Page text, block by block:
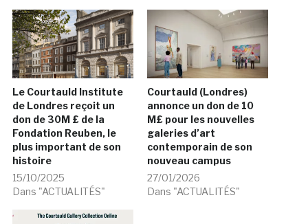
Le Courtauld Institute
de Londres reçoit un
don de 30M £ de la
Fondation Reuben, le
plus important de son
histoire
15/10/2025
Dans "ACTUALITÉS"
Courtauld (Londres)
annonce un don de 10
M£ pour les nouvelles
galeries d’art
contemporain de son
nouveau campus
27/01/2026
Dans "ACTUALITÉS"